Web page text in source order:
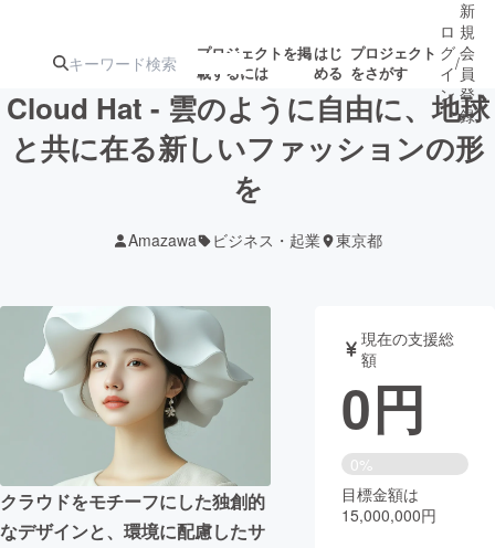
プロジェクトを掲
載するには
はじ
める
プロジェクト
をさがす
注目の新着プロ
テクノロジー・ガジェット
映像・映画 書籍・雑誌
ビジネス・起業 チャレンジ
まちづくり・地域活性化
ロ
グ
イ
ン
/
新
規
会
員
登
録
Cloud Hat - 雲のように自由に、地球
と共に在る新しいファッションの形
を
Amazawa ビジネス・起業 東京都
クラウドをモチーフにした独創的
なデザインと、環境に配慮したサ
現在の支援総
額
0円
0%
目標金額は
15,000,000円